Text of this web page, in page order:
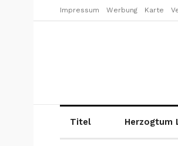
Impressum Werbung Karte
Titel Herzogtum